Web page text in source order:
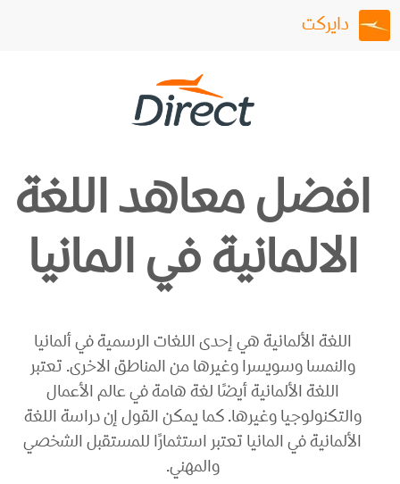
دايركت
افضل معاهد اللغة
الالمانية في المانيا
اللغة الألمانية هي إحدى اللغات الرسمية في ألمانيا
والنمسا وسويسرا وغيرها من المناطق الاخرى. تعتبر
اللغة الألمانية أيضًا لغة هامة في عالم الأعمال
والتكنولوجيا وغيرها. كمايمكن القول إن دراسة اللغة
الألمانية في المانيا تعتبر استثمارًا للمستقبل الشخصي
والمهني.